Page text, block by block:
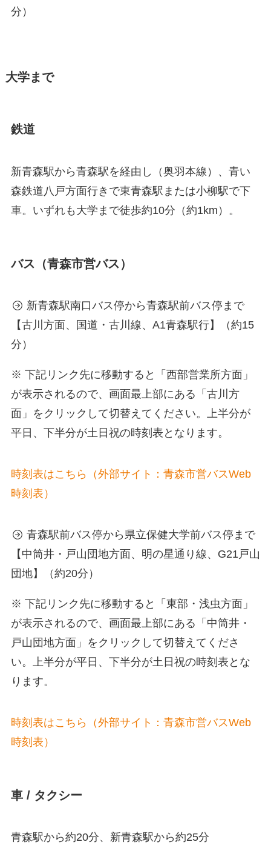
分）
大学まで
鉄道
新青森駅から青森駅を経由し（奥羽本線）、青い
森鉄道八戸方面行きで東青森駅または小柳駅で下
車。いずれも大学まで徒歩約10分（約1km）。
バス（青森市営バス）
新青森駅南口バス停から青森駅前バス停まで
【古川方面、国道・古川線、A1青森駅行】（約15
分）
※ 下記リンク先に移動すると「西部営業所方面」
が表示されるので、画面最上部にある「古川方
面」をクリックして切替えてください。上半分が
平日、下半分が土日祝の時刻表となります。
時刻表はこちら（外部サイト：青森市営バスWeb
時刻表）
青森駅前バス停から県立保健大学前バス停まで
【中筒井・戸山団地方面、明の星通り線、G21戸山
団地】（約20分）
※ 下記リンク先に移動すると「東部・浅虫方面」
が表示されるので、画面最上部にある「中筒井・
戸山団地方面」をクリックして切替えてくださ
い。上半分が平日、下半分が土日祝の時刻表とな
ります。
時刻表はこちら（外部サイト：青森市営バスWeb
時刻表 ）
車 / タクシー
青森駅から約20分、新青森駅から約25分